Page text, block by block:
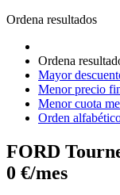
Ordena resultados
Ordena
Mayor
Menor precio
Menor cuota
Orden
FORD
0 €/mes